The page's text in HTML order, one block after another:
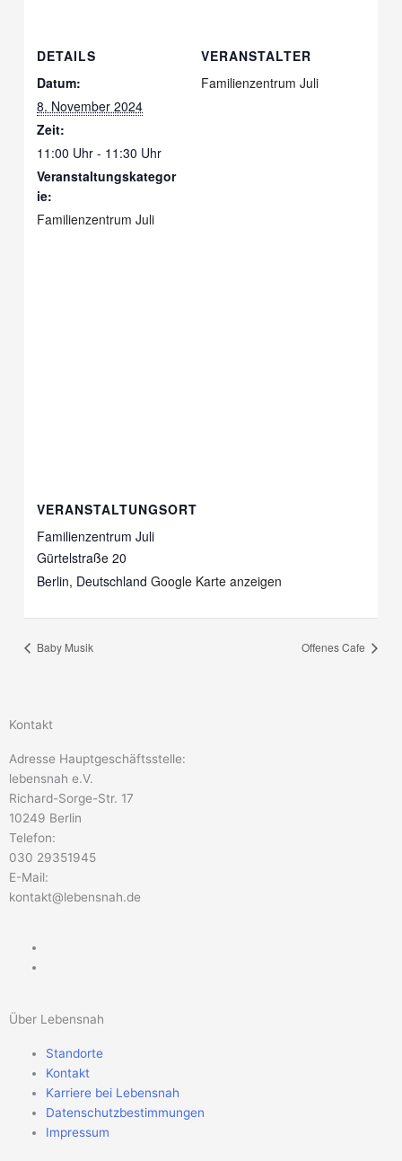
DETAILS
Datum:
8. November 2024
Zeit:
11:00 Uhr - 11:30 Uhr
Veranstaltungskategor
ie:
Familienzentrum Juli
VERANSTALTER
Familienzentrum Juli
VERANSTALTUNGSORT
Familienzentrum Juli
Gürtelstraße 20
Berlin, Deutschland Google Karte anzeigen
Baby Musik Offenes Cafe
Kontakt
Adresse Hauptgeschäftsstelle:
lebensnah e.V.
Richard-Sorge-Str. 17
10249 Berlin
Telefon:
030 29351945
E-Mail:
kontakt@lebensnah.de
Über Lebensnah
Standorte
Kontakt
Karriere bei Lebensnah
Datenschutzbestimmungen
Impressum